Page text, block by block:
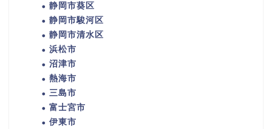
静岡市葵区
静岡市駿河区
静岡市清水区
浜松市
沼津市
熱海市
三島市
富士宮市
伊東市